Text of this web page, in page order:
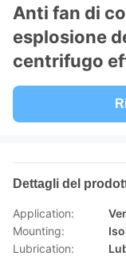
Anti fan di
esplosione
centrifugo
Dettagli del
Application:
Mounting:
Lubrication: